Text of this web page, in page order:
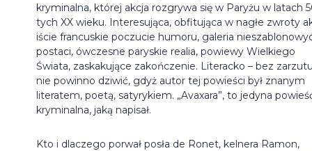
kryminalna, której akcja rozgrywa się w Paryżu w latach
tych XX wieku. Interesująca, obfitująca w nagłe zwroty
iście francuskie poczucie humoru, galeria
postaci, ówczesne paryskie realia, powiewy Wielkiego
Świata, zaskakujące zakończenie. Literacko – bez
nie powinno dziwić, gdyż autor tej powieści był znanym
literatem, poetą, satyrykiem. „Avaxara”, to jedyna
kryminalna, jaką napisał.
Kto i dlaczego porwał posła de Ronet, kelnera Ramon,